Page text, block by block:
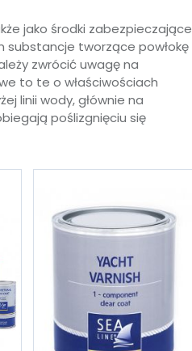
jako środki zabezpieczające
substancje tworzące powłokę
zwrócić uwagę na
to te o właściwościach
linii wody, głównie na
poślizgnięciu się